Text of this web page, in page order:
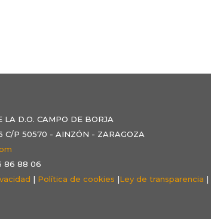
LA D.O. CAMPO DE BORJA
C/P 50570 - AINZÓN - ZARAGOZA
86 88 06
| Política de cookies |Ley de transparencia |